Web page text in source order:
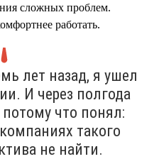
сложных проблем.
работать.
лет назад, я ушел
И через полгода
потому что понял:
такого
не найти.